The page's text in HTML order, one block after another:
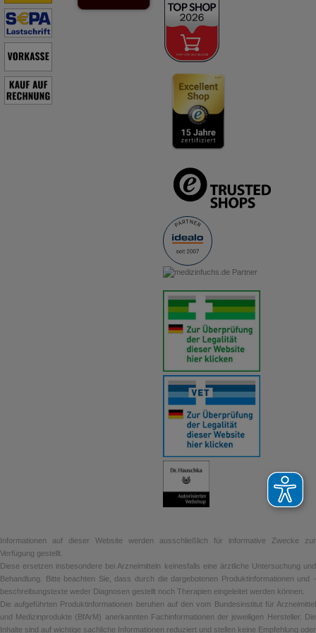
Informationen auf dieser Website werden ausschließlich für informative Zwecke zur
Verfügung gestellt.
Diese ersetzen insbesondere bei Arzneimitteln keinesfalls eine ärztliche Untersuchung und
Behandlung. Bitte beachten Sie, dass durch die dargebotenen Produktinformationen und -
beschreibungstexte weder Diagnosen gestellt noch Therapien eingeleitet werden können.
Die aufgeführten Produktinformationen beruhen auf den vom Bundesinstitut für Arzneimittel
und Medizinprodukte (BfArM) anerkannten Fachinformationen der jeweiligen Hersteller. Die
Inhalte sind auf wichtige sachliche Informationen reduziert und stellen keine Empfehlung oder